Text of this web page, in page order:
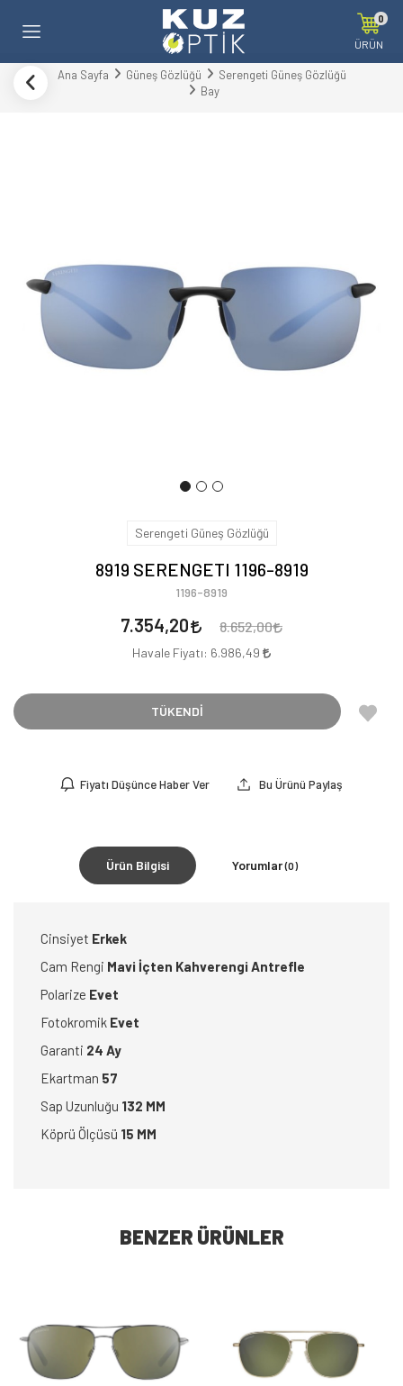
0
ÜRÜN
Ana Sayfa Güneş Gözlüğü
Serengeti Güneş Gözlüğü
Bay
Serengeti Güneş Gözlüğü
8919 SERENGETI 1196-8919
1196-8919
7.354,20 8.652,00
Havale Fiyatı: 6.986,49
TÜKENDİ
Fiyatı Düşünce Haber Ver Bu Ürünü Paylaş
Ürün Bilgisi Yorumlar(0)
Cinsiyet Erkek
Cam Rengi Mavi İçten Kahverengi Antrefle
Polarize Evet
Fotokromik Evet
Garanti 24 Ay
Ekartman 57
Sap Uzunluğu 132 MM
Köprü Ölçüsü 15 MM
BENZER ÜRÜNLER